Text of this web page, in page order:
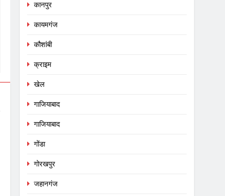
कानपुर
कायमगंज
कौशांबी
क्राइम
खेल
गाजियाबाद
गाजियाबाद
गोंडा
गोरखपुर
जहानगंज